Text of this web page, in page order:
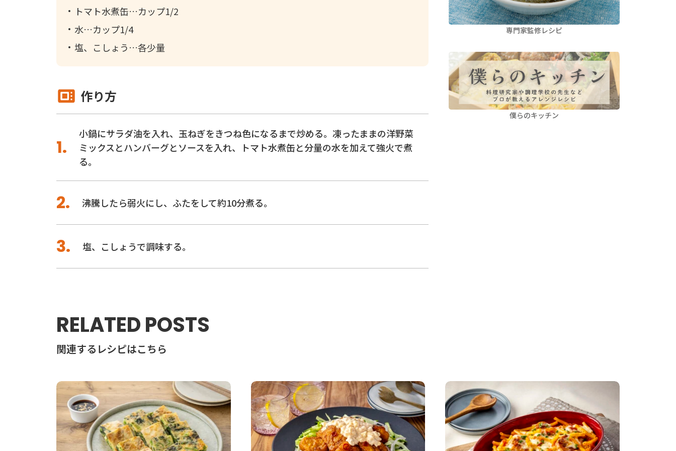
トマト水煮缶
カップ1/2
水
カップ1/4
塩、こしょう
各少量
作り方
小鍋にサラダ油を入れ、玉ねぎをきつね色になるまで炒める。凍ったままの洋野菜
ミックスとハンバーグとソースを入れ、トマト水煮缶と分量の水を加えて強火で煮
る。
沸騰したら弱火にし、ふたをして約10分煮る。
塩、こしょうで調味する。
専門家監修レシピ
僕らのキッチン
RELATED POSTS
関連するレシピはこちら